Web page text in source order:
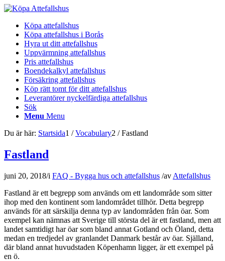
Köpa attefallshus
Köpa attefallshus i Borås
Hyra ut ditt attefallshus
Uppvärmning attefallshus
Pris attefallshus
Boendekalkyl attefallshus
Försäkring attefallshus
Köp rätt tomt för ditt attefallshus
Leverantörer nyckelfärdiga attefallshus
Sök
Menu Menu
Du är här: Startsida1 / Vocabulary2 / Fastland
Fastland
juni 20, 2018/i FAQ - Bygga hus och attefallshus /av Attefallshus
Fastland är ett begrepp som används om ett landområde som sitter
ihop med den kontinent som landområdet tillhör. Detta begrepp
används för att särskilja denna typ av landområden från öar. Som
exempel kan nämnas att Sverige till största del är ett fastland, men att
landet samtidigt har öar som bland annat Gotland och Öland, detta
medan en tredjedel av granlandet Danmark består av öar. Själland,
där bland annat huvudstaden Köpenhamn ligger, är ett exempel på
en ö.